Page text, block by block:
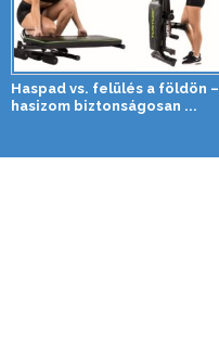
Haspad vs. felülés a földön –
hasizom biztonságosan ...